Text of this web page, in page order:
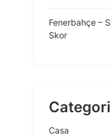
Fenerbahçe –
Skor
Casa